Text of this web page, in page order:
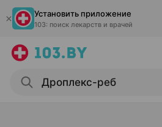
Установить приложение
103: поиск лекарств и врачей